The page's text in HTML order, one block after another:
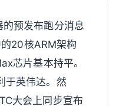
预发布跑分消息
20核ARM架构
芯片基本持平。
于英伟达。然
大会上同步宣布